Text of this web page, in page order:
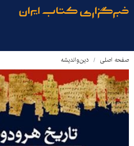
صفحه اصلی دین‌واندیشه